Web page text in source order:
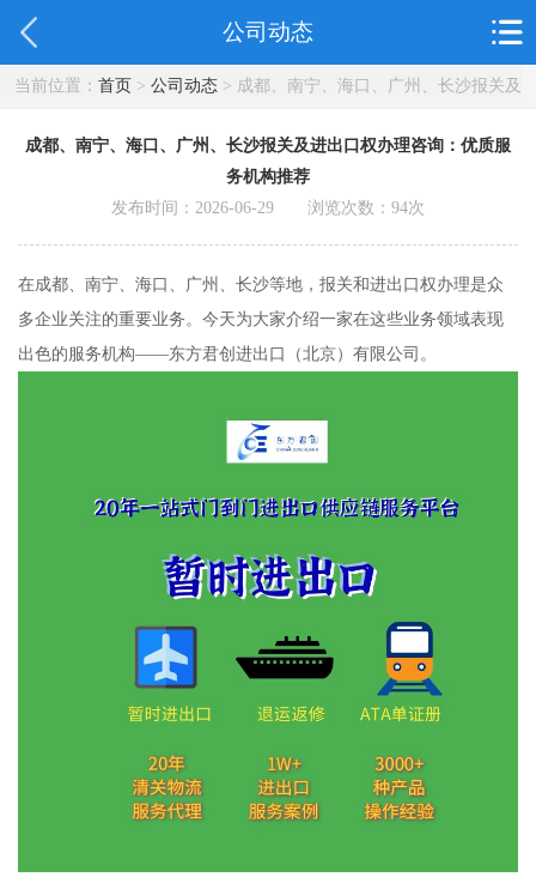
公司动态
当前位置： 首页> 公司动态> 成都、南宁、海口、广州、长沙报关及
成都、南宁、海口、广州、长沙报关及进出口权办理咨询：优质服
务机构推荐
发布时间：2026-06-29 浏览次数： 94次
在成都、南宁、海口、广州、长沙等地，报关和进出口权办理是众
多企业关注的重要业务。今天为大家介绍一家在这些业务领域表现
出色的服务机构——东方君创进出口（北京）有限公司。